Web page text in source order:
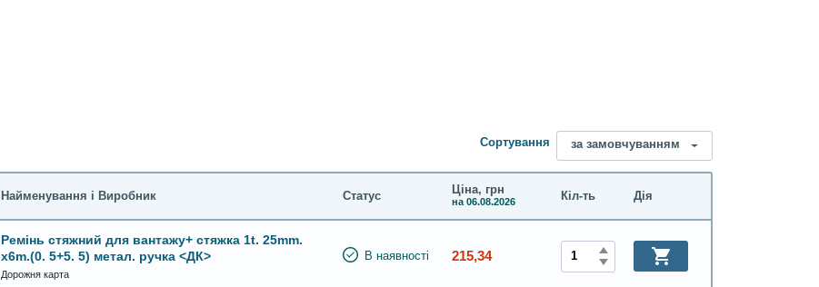
Сортування за замовчуванням
Найменування і Виробник Статус Ціна, грн
на 06.08.2026 Кіл-ть Дія
Ремінь стяжний для вантажу+ стяжка 1t. 25mm.
x6m.(0. 5+5. 5) метал. ручка <ДК>
Дорожня карта
В наявності 215,34